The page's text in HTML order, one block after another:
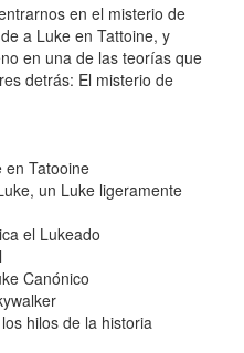
en el misterio de
a Luke en Tattoine, y
en una de las teorías que
detrás: El misterio de
en Tatooine
un Luke ligeramente
el Lukeado
Canónico
hilos de la historia